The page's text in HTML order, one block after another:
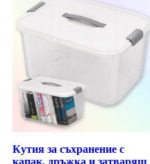
Кутия за съхранение с
капак, дръжка и затварящ